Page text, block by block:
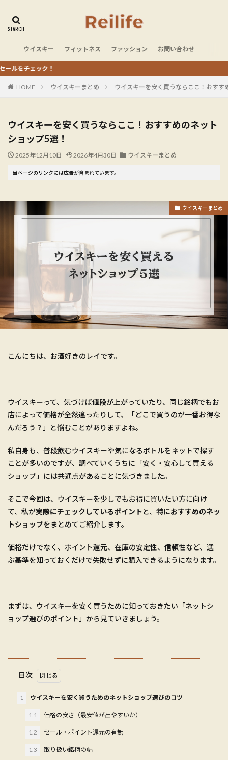
ウイスキー フィットネス ファッション お問い合わせ
！
HOME ウイスキーまとめ ウイスキーを安く買うならここ！おすす
ウイスキーを安く買うならここ！おすすめのネット
ショップ5選！
2025年12月10日 2026年4月30日 ウイスキーまとめ
当ページのリンクには広告が含まれています。
ウイスキーまとめ
こんにちは、お酒好きのレイです。
ウイスキーって、気づけば値段が上がっていたり、同じ銘柄でもお
店によって価格が全然違ったりして、「どこで買うのが一番お得な
んだろう？」と悩むことがありますよね。
私自身も、普段飲むウイスキーや気になるボトルをネットで探す
ことが多いのですが、調べていくうちに「安く・安心して買える
ショップ」には共通点があることに気づきました。
そこで今回は、ウイスキーを少しでもお得に買いたい方に向け
て、私が実際にチェックしているポイントと、 特におすすめのネッ
トショップをまとめてご紹介します。
価格だけでなく、ポイント還元、在庫の安定性、信頼性など、選
ぶ基準を知っておくだけで失敗せずに購入できるようになります。
まずは、ウイスキーを安く買うために知っておきたい「ネットシ
ョップ選びのポイント」から見ていきましょう。
目次
1 ウイスキーを安く買うためのネットショップ選びのコツ
1.1 価格の安さ（最安値が出やすいか）
1.2 セール・ポイント還元の有無
1.3 取り扱い銘柄の幅